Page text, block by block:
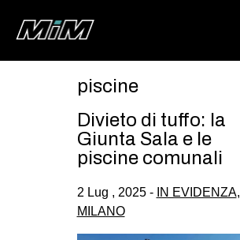
ABOUT
DEGENERAZIONE
piscine
Divieto di tuffo: la
Giunta Sala e le
piscine comunali
2 Lug , 2025 - IN EVIDENZA,
MILANO